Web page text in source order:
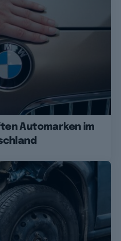
Automarken im